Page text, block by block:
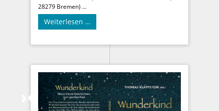
28279 Bremen) ...
Weiterlesen …